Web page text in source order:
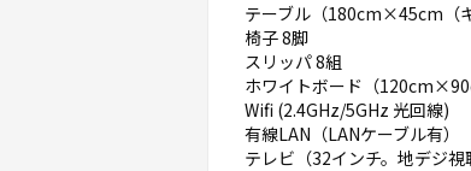
テーブル（180cm×45cm（
椅子 8脚
スリッパ 8組
ホワイトボード（
Wifi (2.4GHz/5GHz 光回線)
有線LAN（LANケーブル有）
テレビ（32インチ。地デジ視